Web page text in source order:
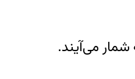
شمار می‌آیند.